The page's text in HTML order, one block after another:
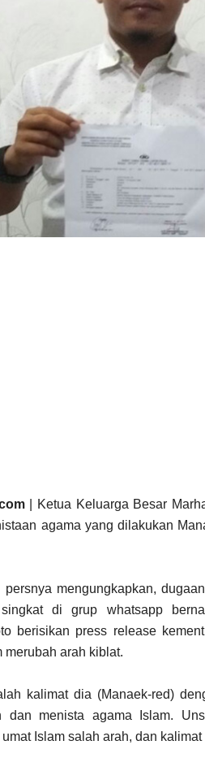
| Ketua Keluarga Besar
agama yang dilakukan
mengungkapkan,
di grup whatsapp
berisikan press release
merubah arah kiblat.
kalimat dia (Manaek-red)
dan menista agama Islam.
Islam salah arah, dan